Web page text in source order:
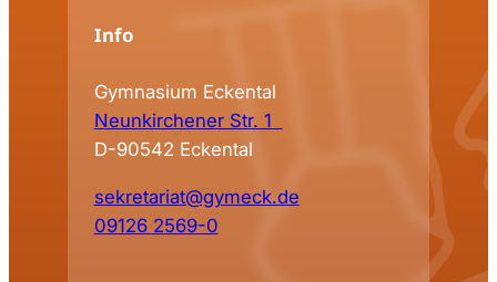
Info
Gymnasium Eckental
Neunkirchener Str. 1
D-90542 Eckental
sekretariat@gymeck.de
09126 2569-0